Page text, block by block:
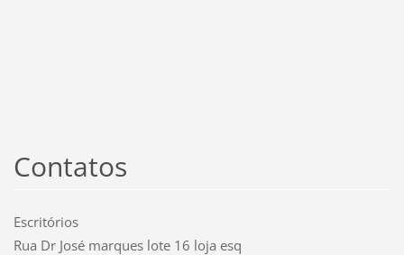
Contatos
Escritórios
Rua Dr José marques lote 16 loja esq